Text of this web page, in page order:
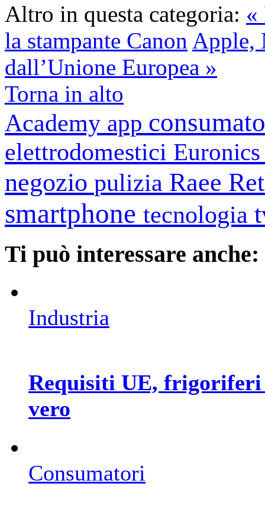
Altro in questa categoria: «
la stampante Canon Apple,
dall’Unione Europea »
Torna in alto
Academy app
elettrodomestici
negozio pulizia Raee
smartphone tecnologia
Ti può interessare anche:
Industria
Requisiti UE,
vero
Consumatori